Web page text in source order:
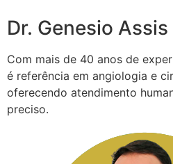
Dr. Genesio
Com mais de 40 anos de
é referência em angiologia e
oferecendo atendimento
preciso.